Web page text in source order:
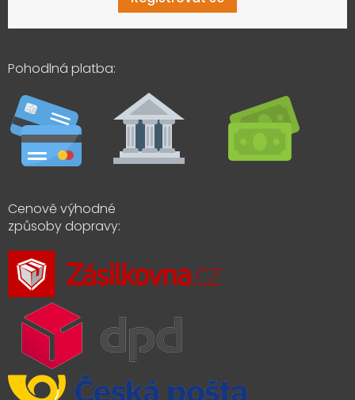
Pohodlná platba:
Cenově výhodné
způsoby dopravy: